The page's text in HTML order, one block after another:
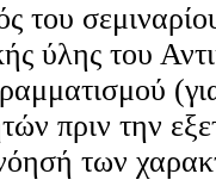
του
ύλης του
πριν την
των